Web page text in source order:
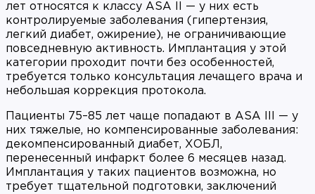
лет относятся к классу ASA II — у них есть
контролируемые заболевания (гипертензия,
легкий диабет, ожирение), не ограничивающие
повседневную активность. Имплантация у этой
категории проходит почти без особенностей,
требуется только консультация лечащего врача и
небольшая коррекция протокола.
Пациенты 75–85 лет чаще попадают в ASA III — у
них тяжелые, но компенсированные заболевания:
декомпенсированный диабет, ХОБЛ,
перенесенный инфаркт более 6 месяцев назад.
Имплантация у таких пациентов возможна, но
требует тщательной подготовки, заключений